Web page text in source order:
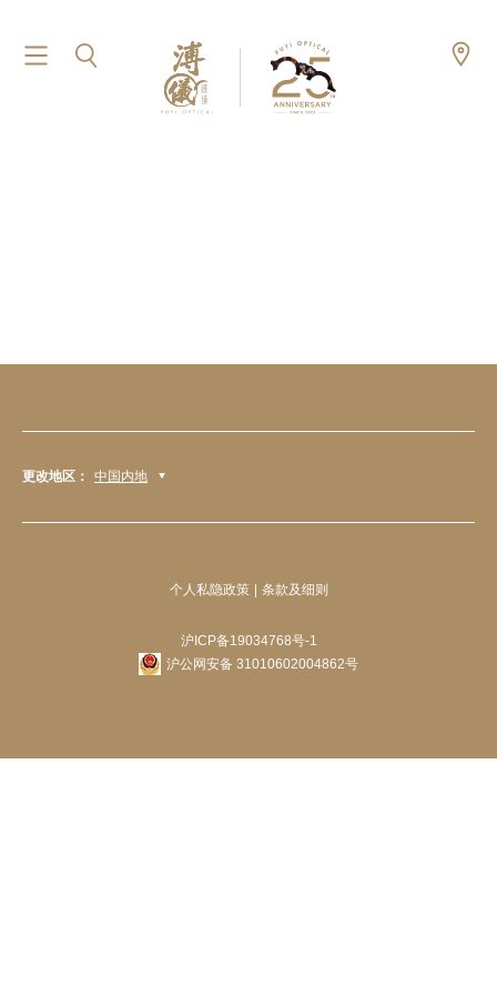
更改地区： 中国内地
个人私隐政策 条款及细则
沪ICP备19034768号-1
沪公网安备 31010602004862号